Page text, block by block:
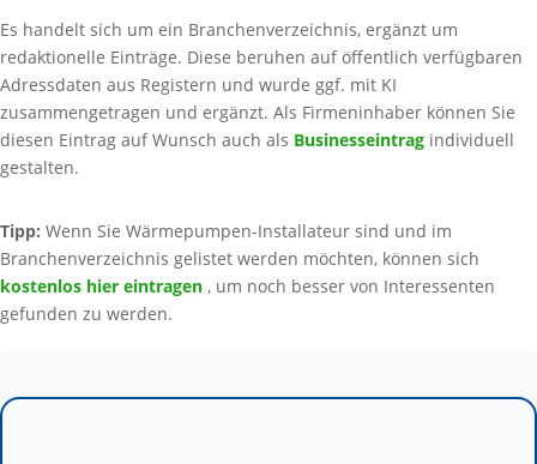
Es handelt sich um ein Branchenverzeichnis, ergänzt um
redaktionelle Einträge. Diese beruhen auf öffentlich verfügbaren
Adressdaten aus Registern und wurde ggf. mit KI
zusammengetragen und ergänzt. Als Firmeninhaber können Sie
diesen Eintrag auf Wunsch auch als Businesseintrag individuell
gestalten.
Tipp: Wenn Sie Wärmepumpen-Installateur sind und im
Branchenverzeichnis gelistet werden möchten, können sich
kostenlos hier eintragen , um noch besser von Interessenten
gefunden zu werden.